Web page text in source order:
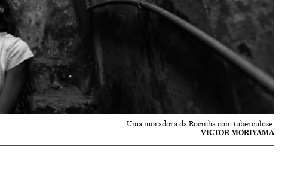
Uma moradora da Rocinha com tuberculose.
VICTOR MORIYAMA